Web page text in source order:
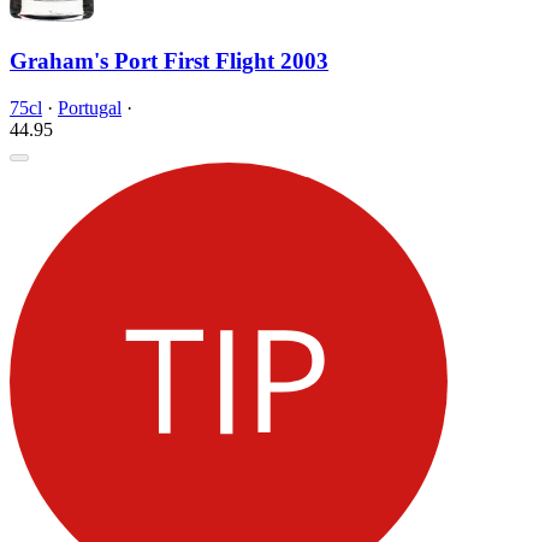
Graham's Port First Flight 2003
75cl · Portugal ·
44.95